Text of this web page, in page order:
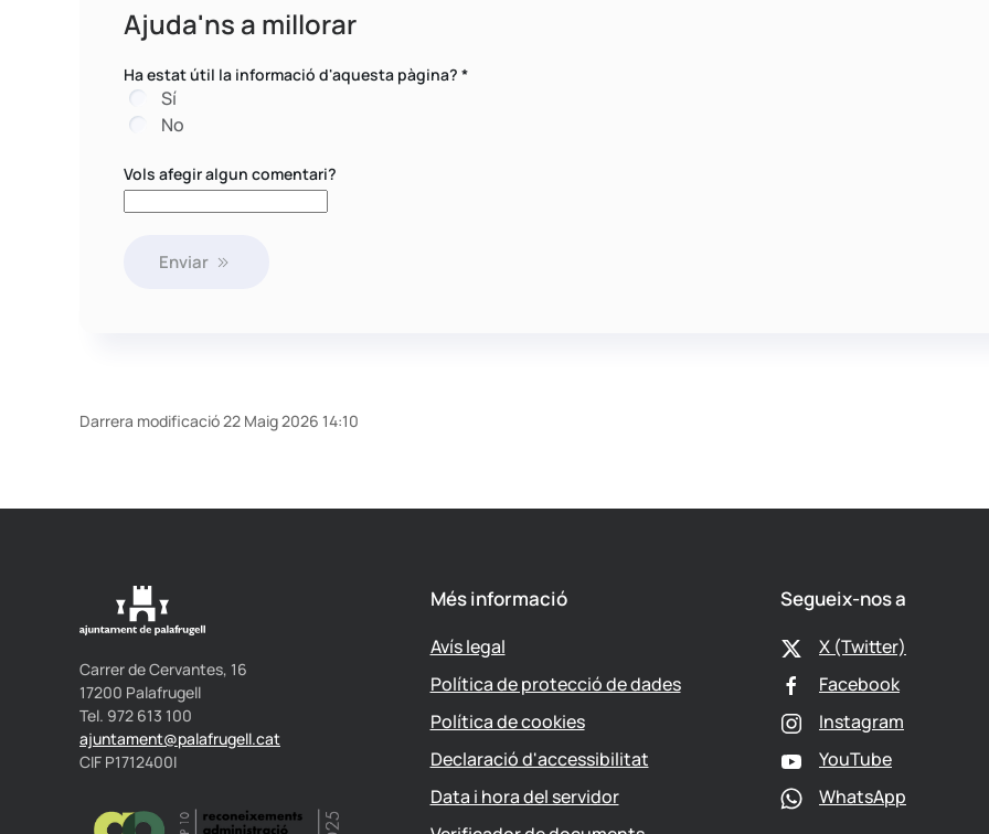
Ajuda'ns a millorar
Ha estat útil la informació d'aquesta pàgina? *
Sí
No
Vols afegir algun comentari?
Enviar
Darrera modificació 22 Maig 2026 14:10
Carrer de Cervantes, 16
17200 Palafrugell
Tel. 972 613 100
ajuntament@palafrugell.cat
CIF P1712400I
Més informació
Avís legal
Política de protecció de dades
Política de cookies
Declaració d'accessibilitat
Data i hora del servidor
Segueix-nos a
X (Twitter)
Facebook
Instagram
YouTube
WhatsApp